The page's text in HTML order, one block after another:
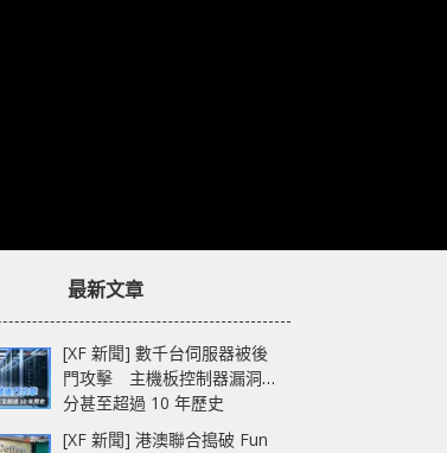
最新文章
[XF 新聞] 數千台伺服器被後
門攻擊 主機板控制器漏洞部
分甚至超過 10 年歷史
[XF 新聞] 港澳聯合搗破 Fun